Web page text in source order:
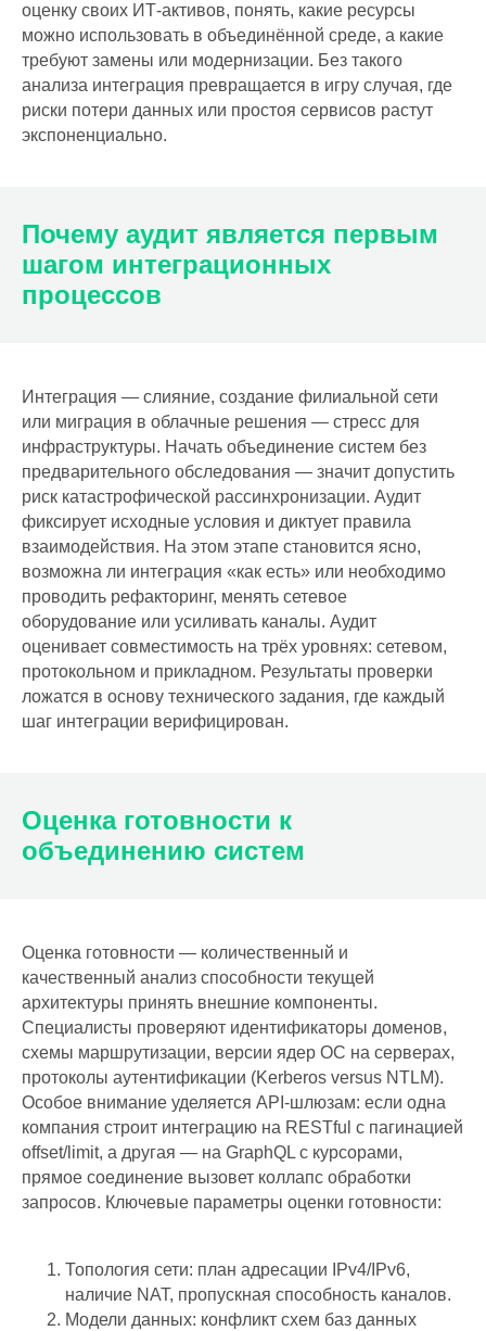
оценку своих ИТ-активов, понять, какие ресурсы
можно использовать в объединённой среде, а какие
требуют замены или модернизации. Без такого
анализа интеграция превращается в игру случая, где
риски потери данных или простоя сервисов растут
экспоненциально.
Почему аудит является первым
шагом интеграционных
процессов
Интеграция — слияние, создание филиальной сети
или миграция в облачные решения — стресс для
инфраструктуры. Начать объединение систем без
предварительного обследования — значит допустить
риск катастрофической рассинхронизации. Аудит
фиксирует исходные условия и диктует правила
взаимодействия. На этом этапе становится ясно,
возможна ли интеграция «как есть» или необходимо
проводить рефакторинг, менять сетевое
оборудование или усиливать каналы. Аудит
оценивает совместимость на трёх уровнях: сетевом,
протокольном и прикладном. Результаты проверки
ложатся в основу технического задания, где каждый
шаг интеграции верифицирован.
Оценка готовности к
объединению систем
Оценка готовности — количественный и
качественный анализ способности текущей
архитектуры принять внешние компоненты.
Специалисты проверяют идентификаторы доменов,
схемы маршрутизации, версии ядер ОС на серверах,
протоколы аутентификации (Kerberos versus NTLM).
Особое внимание уделяется API-шлюзам: если одна
компания строит интеграцию на RESTful с пагинацией
offset/limit, а другая — на GraphQL с курсорами,
прямое соединение вызовет коллапс обработки
запросов. Ключевые параметры оценки готовности:
Топология сети: план адресации IPv4/IPv6,
наличие NAT, пропускная способность каналов.
Модели данных: конфликт схем баз данных